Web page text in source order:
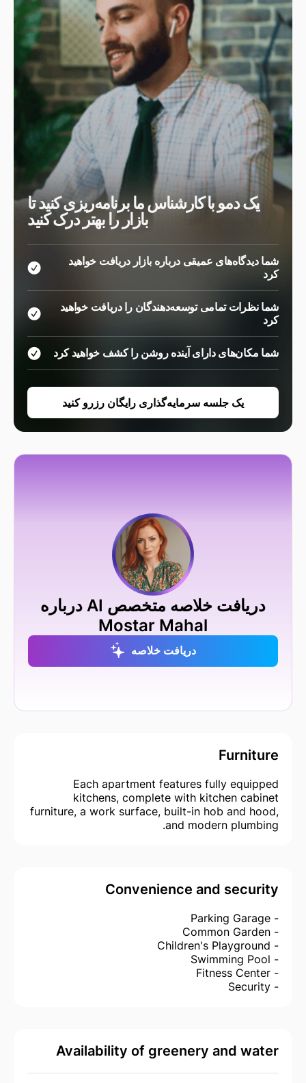
یک دمو با کارشناس ما برنامه‌ریزی کنید تا
بازار را بهتر درک کنید
شما دیدگاه‌های عمیقی درباره بازار دریافت خواهید
کرد
شما نظرات تمامی توسعه‌دهندگان را دریافت خواهید
کرد
شما مکان‌های دارای آینده روشن را کشف خواهید کرد
یک جلسه سرمایه‌گذاری رایگان رزرو کنید
دریافت خلاصه متخصص AI درباره
Mostar Mahal
دریافت خلاصه
Furniture
Each apartment features fully equipped
kitchens, complete with kitchen cabinet
furniture, a work surface, built-in hob and hood,
and modern plumbing.
Convenience and security
- Parking Garage
- Common Garden
- Children's Playground
- Swimming Pool
- Fitness Center
- Security
Availability of greenery and water